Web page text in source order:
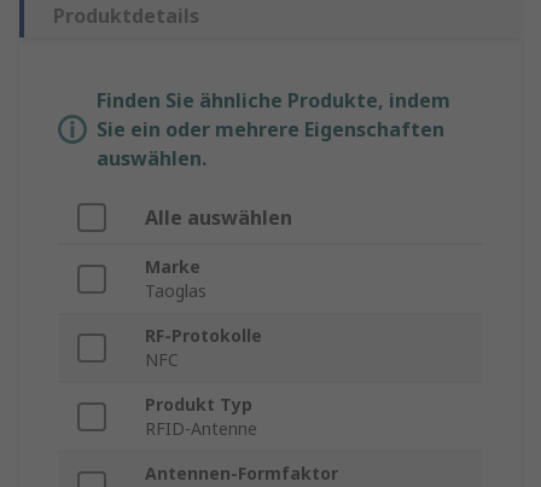
Produktdetails
Finden Sie ähnliche Produkte, indem
Sie ein oder mehrere Eigenschaften
auswählen.
Alle auswählen
Marke
Taoglas
RF-Protokolle
NFC
Produkt Typ
RFID-Antenne
Antennen-Formfaktor